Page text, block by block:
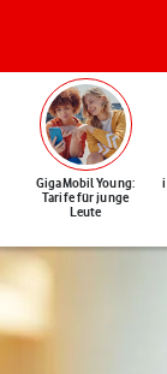
GigaMobil Young:
Tarife für junge
Leute